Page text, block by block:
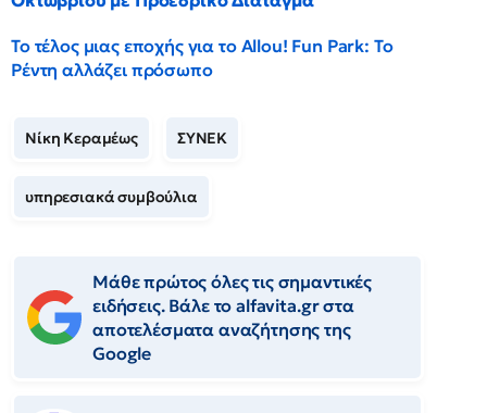
Το τέλος μιας εποχής για το Allou! Fun Park: Το
Ρέντη αλλάζει πρόσωπο
Νίκη Κεραμέως ΣΥΝΕΚ
υπηρεσιακά συμβούλια
Μάθε πρώτος όλες τις σημαντικές
ειδήσεις. Βάλε το alfavita.gr στα
αποτελέσματα αναζήτησης της
Google